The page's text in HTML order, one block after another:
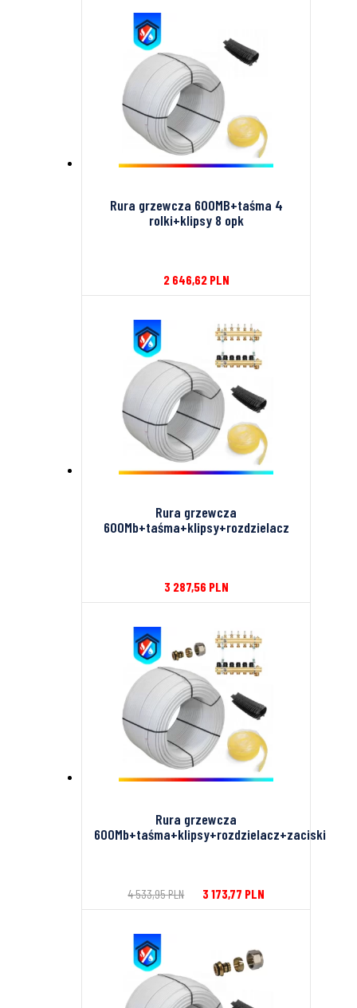
Rura grzewcza 600MB+taśma 4
rolki+klipsy 8 opk
2 646,62 PLN
Rura grzewcza
600Mb+taśma+klipsy+rozdzielacz
3 287,56 PLN
Rura grzewcza
600Mb+taśma+klipsy+rozdzielacz+zaciski
4 533,95PLN 3 173,77 PLN